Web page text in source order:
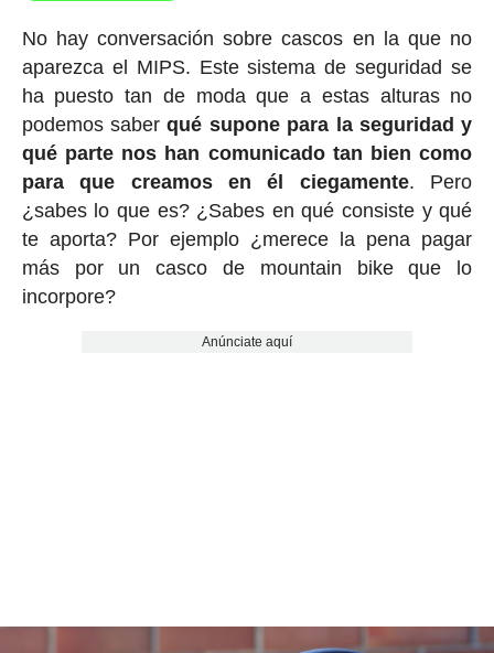
No hay conversación sobre cascos en la que no
aparezca el MIPS. Este sistema de seguridad se
ha puesto tan de moda que a estas alturas no
podemos saberqué supone para la seguridad y
qué parte nos han comunicado tan bien como
para que creamos en él ciegamente. Pero
¿sabes lo que es? ¿Sabes en qué consiste y qué
te aporta? Por ejemplo ¿merece la pena pagar
más por un casco de mountain bike que lo
incorpore?
Anúnciate aquí